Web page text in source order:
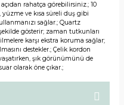
rahatça görebilirsiniz.; 10
ve kısa süreli duş gibi
sağlar.; Quartz
gösterir; zaman tutkunları
karşı ekstra koruma sağlar;
destekler.; Çelik kordon
şık görünümünü de
olarak öne çıkar.;